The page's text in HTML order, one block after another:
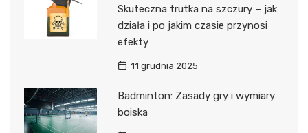
Skuteczna trutka na szczury – jak
działa i po jakim czasie przynosi
efekty
11 grudnia 2025
Badminton: Zasady gry i wymiary
boiska